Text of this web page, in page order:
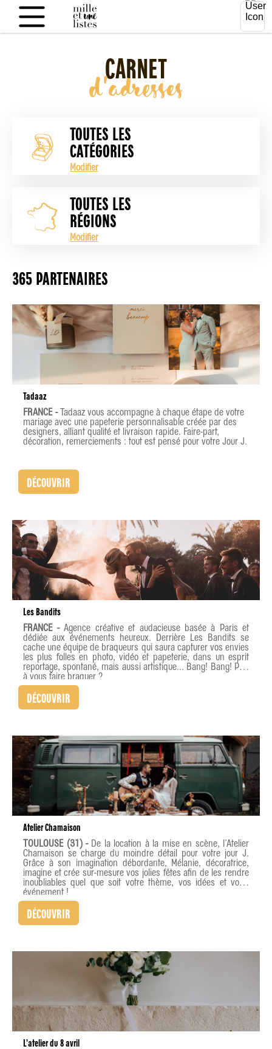
CARNET
d'adresses
TOUTES LES
CATÉGORIES
Modifier
TOUTES LES
RÉGIONS
Modifier
365 PARTENAIRES
Tadaaz
FRANCE -Tadaaz vous accompagne à chaque étape de votre
mariage avec une papeterie personnalisable créée par des
designers, alliant qualité et livraison rapide. Faire-part,
décoration, remerciements : tout est pensé pour votre Jour J.
DÉCOUVRIR
Les Bandits
FRANCE -Agence créative et audacieuse basée à Paris et
dédiée aux événements heureux. Derrière Les Bandits se
cache une équipe de braqueurs qui saura capturer vos envies
les plus folles en photo, vidéo et papeterie, dans un esprit
reportage, spontané, mais aussi artistique... Bang! Bang! Prêt
à vous faire braquer ?
DÉCOUVRIR
Atelier Chamaison
TOULOUSE (31) -De la location à la mise en scène, l’Atelier
Chamaison se charge du moindre détail pour votre jour J.
Grâce à son imagination débordante, Mélanie, décoratrice,
imagine et crée sur-mesure vos jolies fêtes afin de les rendre
inoubliables quel que soit votre thème, vos idées et votre
événement !
DÉCOUVRIR
L'atelier du 8 avril